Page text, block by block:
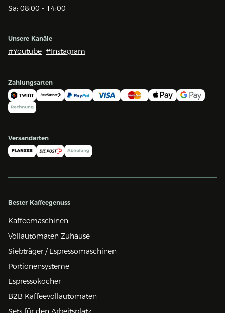
Sa: 08:00 - 14:00
Unsere Kanäle
#Youtube #Instagram
Zahlungsarten
Versandarten
Bester Kaffeegenuss
Kaffeemaschinen
Vollautomaten Zuhause
Siebträger / Espressomaschinen
Portionensysteme
Espressokocher
B2B Kaffeevollautomaten